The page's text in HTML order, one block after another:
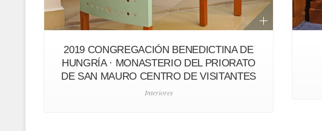
2019 CONGREGACIÓN BENEDICTINA DE
HUNGRÍA · MONASTERIO DEL PRIORATO
DE SAN MAURO CENTRO DE VISITANTES
Interiores